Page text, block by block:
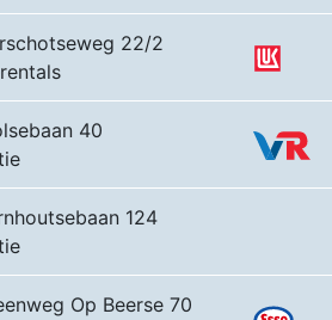
22/2
40
124
Op Beerse 70